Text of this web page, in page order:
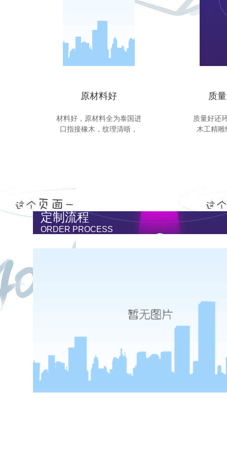
原材料好
材料好，原材料全为泰国进
口指接橡木，纹理清晣，
质
质量好还
木工精
定制流程
ORDER PROCESS